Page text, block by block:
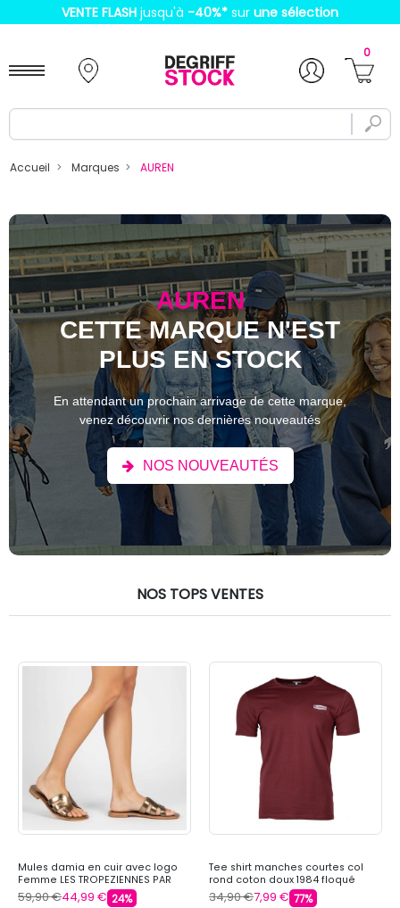
VENTE FLASH jusqu'à -40%* sur une sélection
0
Accueil Marques AUREN
AUREN
CETTE MARQUE N'EST
PLUS EN STOCK
En attendant un prochain arrivage de cette marque,
venez découvrir nos dernières nouveautés
NOS NOUVEAUTÉS
NOS TOPS VENTES
Mules damia en cuir avec logo
Femme LES TROPEZIENNES PAR
M.BELARBI
59,90 €44,99 € 24%
Tee shirt manches courtes col
rond coton doux 1984 floqué
raoul Homme REDSKINS
34,90 €7,99 € 77%